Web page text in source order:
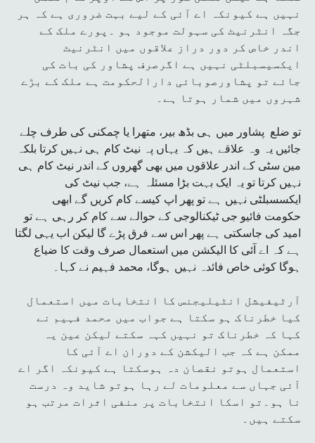
نہیں ہے کیونکہ اے آئی کے لیے بہت ضروری ہے کہ ہر
جگہ انٹرنیٹ کی سہولت موجود ہو ۔پورے ملک کے
اندر خاص کر دور دراز علاقوں میں انٹرنیٹ
ایکسیسبلٹی نہیں ہے اگرصرف پشاور کی بات کی
جائے تو پشاورصوبائی دارالحکومت ہے ملک کے بڑے
شہروں میں شمار ہوتا ہے۔
تو ضلع پشاور میں ہی بڈھ بیر، متھرا یا چمکنی کی طرف چلے
جائیں یہ وہ علاقے ہیں کہ یہاں پہ نیٹ کام ہی نہیں کرتا بلکہ
مین سٹی کے اندر علاقوں میں بھی گھروں کے اندر نیٹ کام ہی
نہیں کرتا تو یہ ایک بہت بڑا مسئلہ ہے، جب نیٹ کی
ایکسسبلٹی نہیں ہے تو پھر اپ کیسے کام کریں گے ابھی
حکومت فائیو جی ٹیکنالوجی کے حوالے سے کام کر رہی ہے تو
امید کی جاسکتی ہے پھر اس سے فرق پڑے گا لیکن اب یہی لگتا
ہے کہ اے آئی کا الیکشن میں استعمال صرف وقت کا ضیاع
ہوگا کوئی خاص فائدہ نہیں ہوگا، محمد فہیم نے کہا۔
آرٹیفیشل انٹیلیجنس کا انتخابات میں استعمال
کیا خطرناک ہو سکتا ہے جواب میں محمد فہیم نے
کہا کہ خطرناک تو نہیں کہہ سکتے لیکن عین یہ
ممکن ہے کہ جب الیکشن کے دوران اے آئی کا
استعمال ہوتو نقصان دہ ہوسکتا ہے کیونکہ اگر اے
آئی جہاں سے معلومات لے رہا ہوتو شاید وہ درست
نا ہو۔تو اسکا انتخابات پر منفی اثرات مرتب ہو
سکتے ہیں۔